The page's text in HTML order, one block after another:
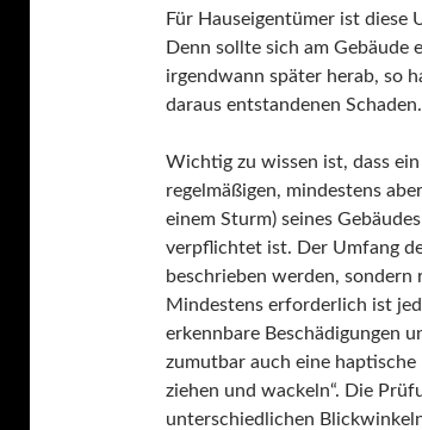
Für Hauseigentümer ist diese
Denn sollte sich am
irgendwann später herab, so
daraus entstandenen Schaden.
Wichtig zu wissen ist, dass
regelmäßigen, mindestens
einem Sturm) seines
verpflichtet ist. Der Umfang
beschrieben werden,
Mindestens erforderlich ist
erkennbare Beschädigungen
zumutbar auch eine
ziehen und wackeln“. Die
unterschiedlichen